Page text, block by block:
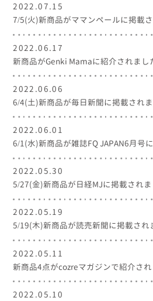
2022.07.15
7/5(火)新商品がママンペールに掲載
2022.06.17
新商品がGenki Mamaに紹介されまし
2022.06.06
6/4(土)新商品が毎日新聞に掲載され
2022.06.01
6/1(水)新商品が雑誌FQ JAPAN6月号
2022.05.30
5/27(金)新商品が日経MJに掲載され
2022.05.19
5/19(木)新商品が読売新聞に掲載され
2022.05.11
新商品4点がcozreマガジンで紹介さ
2022.05.10